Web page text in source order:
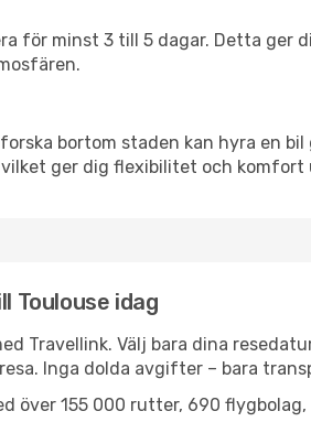
för minst 3 till 5 dagar. Detta
bortom staden kan hyra en
ger dig flexibilitet och komfort
Toulouse idag
Travellink. Välj bara dina
Inga dolda avgifter – bara
över 155 000 rutter, 690